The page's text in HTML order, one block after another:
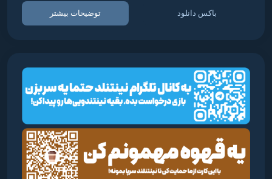
باکس دانلود توضیحات بیشتر